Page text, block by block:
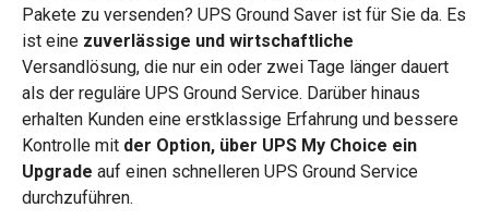
Pakete zu versenden? UPS Ground Saver ist für Sie da. Es
ist eine zuverlässige und wirtschaftliche
Versandlösung, die nur ein oder zwei Tage länger dauert
als der reguläre UPS Ground Service. Darüber hinaus
erhalten Kunden eine erstklassige Erfahrung und bessere
Kontrolle mit der Option, über UPS My Choice ein
Upgrade auf einen schnelleren UPS Ground Service
durchzuführen.